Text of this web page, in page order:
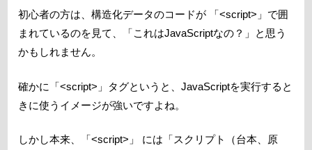
初心者の方は、構造化データのコードが 「<script>」で囲
まれているのを見て、「これはJavaScriptなの？」と思う
かもしれません。
確かに「<script>」タグというと、JavaScriptを実行すると
きに使うイメージが強いですよね。
しかし本来、「<script>」 には「スクリプト（台本、原